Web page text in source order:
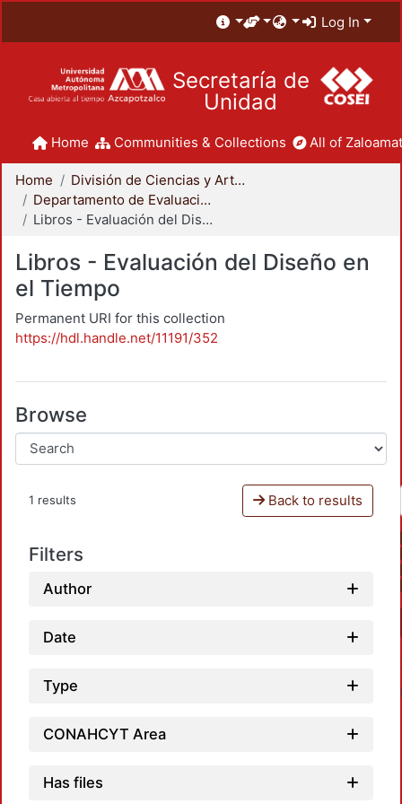
Log In
Secretaría de
Unidad
Home Communities & Collections All of
Home
División de Ciencias y Artes para el Diseño
Departamento de Evaluación del Diseño en el Tiempo
Libros - Evaluación del Diseño en el Tiempo
Libros - Evaluación del Diseño en
el Tiempo
Permanent URI for this collection
https://hdl.handle.net/11191/352
Browse
1 results Back to results
Filters
Author
Date
Type
CONAHCYT Area
Has files